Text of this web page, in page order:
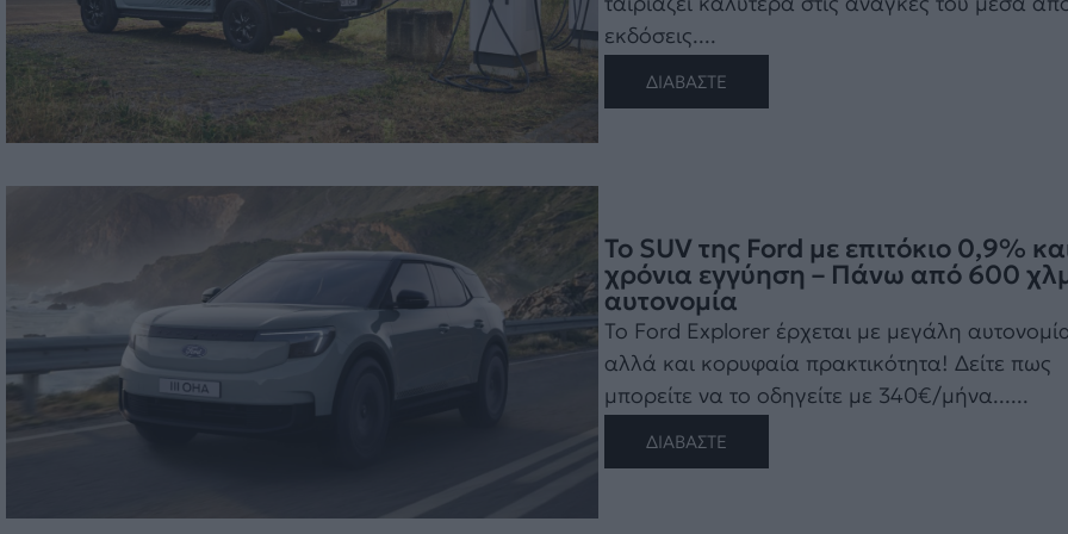
εκδόσεις....
ΔΙΑΒΑΣΤΕ
Το SUV της Ford με επιτόκιο 0,9%
χρόνια εγγύηση – Πάνω από 600
αυτονομία
Το Ford Explorer έρχεται με μεγάλη
αλλά και κορυφαία πρακτικότητα! Δείτε πως
μπορείτε να το οδηγείτε με 340€/μήνα......
ΔΙΑΒΑΣΤΕ